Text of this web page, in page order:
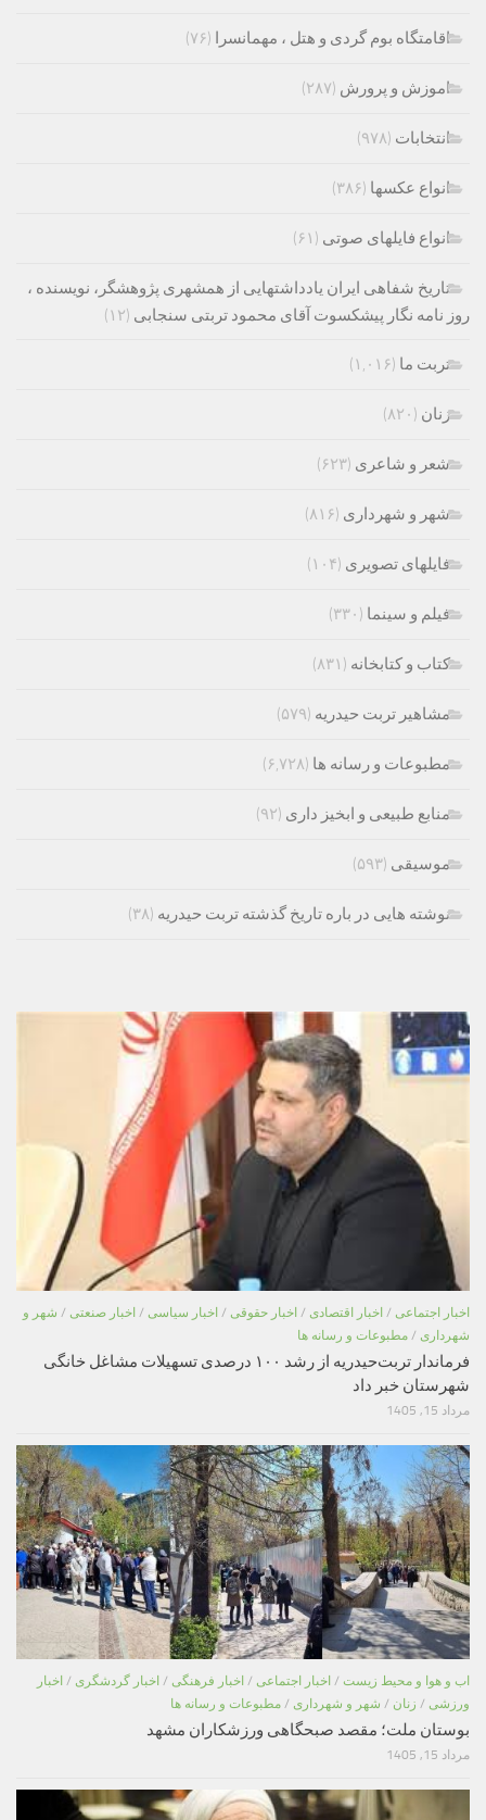
اقامتگاه بوم گردی و هتل ، مهمانسرا (۷۶)
اموزش و پرورش (۲۸۷)
انتخابات (۹۷۸)
انواع عکسها (۳۸۶)
انواع فایلهای صوتی (۶۱)
تاریخ شفاهی ایران یادداشتهایی از همشهری پژوهشگر، نویسنده ،
روز نامه نگار پیشکسوت آقای محمود تربتی سنجابی (۱۲)
تربت ما (۱,۰۱۶)
زنان (۸۲۰)
شعر و شاعری (۶۲۳)
شهر و شهرداری (۸۱۶)
فایلهای تصویری (۱۰۴)
فیلم و سینما (۳۳۰)
کتاب و کتابخانه (۸۳۱)
مشاهیر تربت حیدریه (۵۷۹)
مطبوعات و رسانه ها (۶,۷۲۸)
منابع طبیعی و ابخیز داری (۹۲)
موسیقی (۵۹۳)
نوشته هایی در باره تاریخ گذشته تربت حیدریه (۳۸)
اخبار اجتماعی / اخبار اقتصادی / اخبار حقوقی / اخبار سیاسی / اخبار صنعتی / شهر و
شهرداری / مطبوعات و رسانه ها
فرماندار تربت‌حیدریه از رشد ۱۰۰ درصدی تسهیلات مشاغل خانگی
شهرستان خبر داد
مرداد 15, 1405
اب و هوا و محیط زیست / اخبار اجتماعی / اخبار فرهنگی / اخبار گردشگری / اخبار
ورزشی / زنان / شهر و شهرداری / مطبوعات و رسانه ها
بوستان ملت؛ مقصد صبحگاهی ورزشکاران مشهد
مرداد 15, 1405